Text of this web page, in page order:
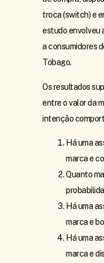
troca (switch) e
estudo envolveu
a consumidores
Tobago.
Os resultados
entre o valor da
intenção
Há uma
marca e
Quanto
Há uma
marca e
Há uma
marca e